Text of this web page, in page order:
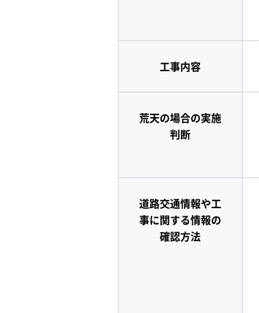
工事内容
荒天の場合の実施
判断
道路交通情報や工
事に関する情報の
確認方法